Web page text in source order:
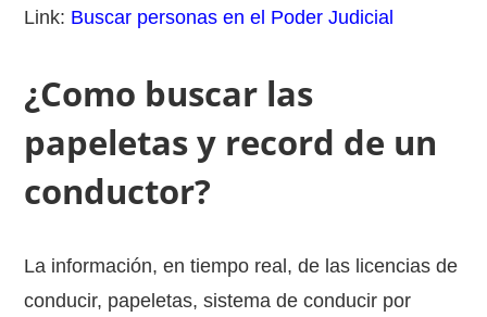
Link: Buscar personas en el Poder Judicial
¿Como buscar las
papeletas y record de un
conductor?
La información, en tiempo real, de las licencias de
conducir, papeletas, sistema de conducir por